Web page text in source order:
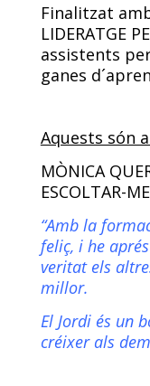
Finalitzat
LIDERATGE
assistents
ganes
Aquests són
MÒNICA
ESCOLTAR-
“Amb la
feliç, i he
veritat els
millor.
El Jordi és un
créixer als